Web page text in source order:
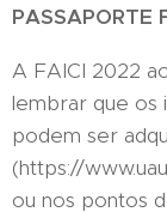
PASSAPORTE
A FAICI 2022
lembrar que os
podem ser
(https://
ou nos pontos